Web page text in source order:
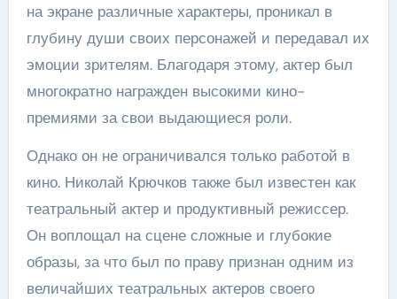
на экране различные характеры, проникал в
глубину души своих персонажей и передавал их
эмоции зрителям. Благодаря этому, актер был
многократно награжден высокими кино-
премиями за свои выдающиеся роли.
Однако он не ограничивался только работой в
кино. Николай Крючков также был известен как
театральный актер и продуктивный режиссер.
Он воплощал на сцене сложные и глубокие
образы, за что был по праву признан одним из
величайших театральных актеров своего